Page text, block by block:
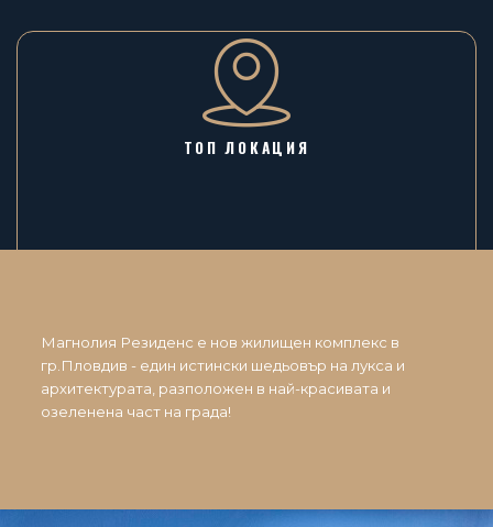
ТОП ЛОКАЦИЯ
Магнолия Резиденс е нов жилищен комплекс в
гр.Пловдив - един истински шедьовър на лукса и
архитектурата, разположен в най-красивата и
озеленена част на града!